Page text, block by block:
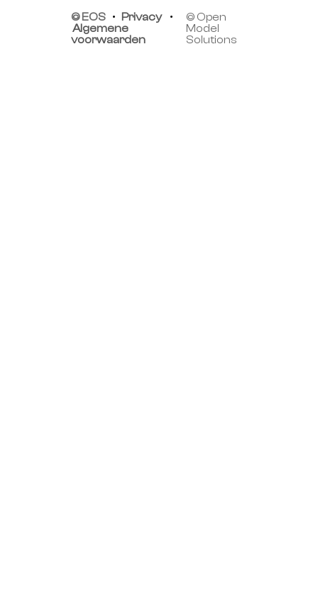
© EOS • Privacy
•
Algemene
voorwaarden
© Open
Model
Solutions